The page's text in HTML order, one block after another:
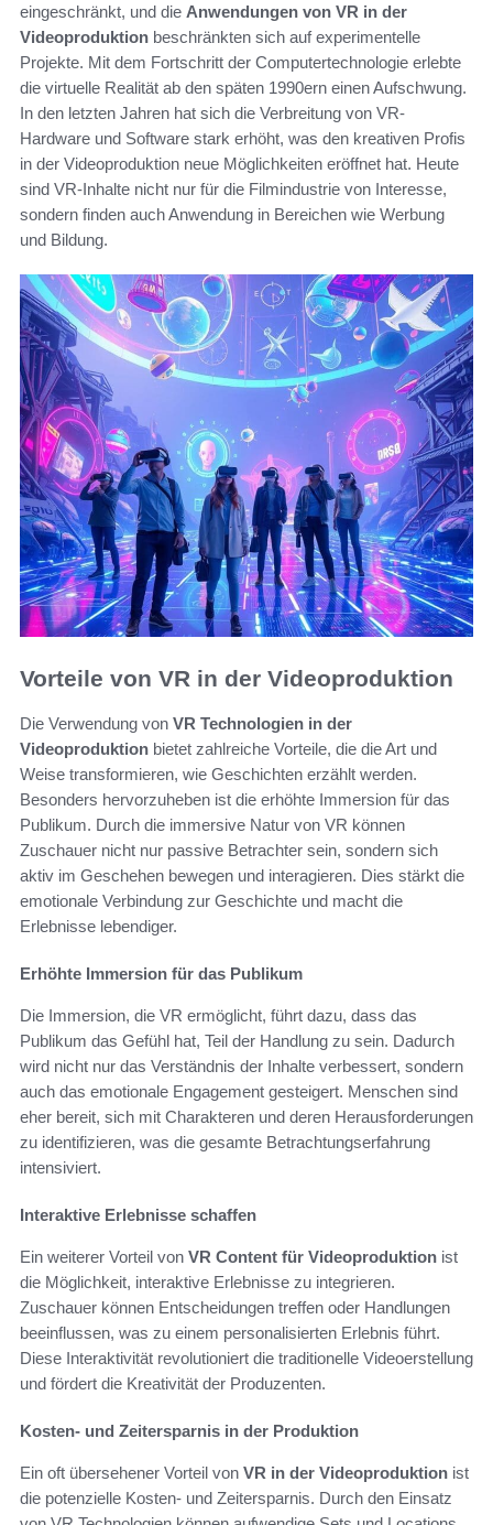
eingeschränkt, und die Anwendungen von VR in der
Videoproduktion beschränkten sich auf experimentelle
Projekte. Mit dem Fortschritt der Computertechnologie erlebte
die virtuelle Realität ab den späten 1990ern einen Aufschwung.
In den letzten Jahren hat sich die Verbreitung von VR-
Hardware und Software stark erhöht, was den kreativen Profis
in der Videoproduktion neue Möglichkeiten eröffnet hat. Heute
sind VR-Inhalte nicht nur für die Filmindustrie von Interesse,
sondern finden auch Anwendung in Bereichen wie Werbung
und Bildung.
Vorteile von VR in der Videoproduktion
Die Verwendung von VR Technologien in der
Videoproduktion bietet zahlreiche Vorteile, die die Art und
Weise transformieren, wie Geschichten erzählt werden.
Besonders hervorzuheben ist die erhöhte Immersion für das
Publikum. Durch die immersive Natur von VR können
Zuschauer nicht nur passive Betrachter sein, sondern sich
aktiv im Geschehen bewegen und interagieren. Dies stärkt die
emotionale Verbindung zur Geschichte und macht die
Erlebnisse lebendiger.
Erhöhte Immersion für das Publikum
Die Immersion, die VR ermöglicht, führt dazu, dass das
Publikum das Gefühl hat, Teil der Handlung zu sein. Dadurch
wird nicht nur das Verständnis der Inhalte verbessert, sondern
auch das emotionale Engagement gesteigert. Menschen sind
eher bereit, sich mit Charakteren und deren Herausforderungen
zu identifizieren, was die gesamte Betrachtungserfahrung
intensiviert.
Interaktive Erlebnisse schaffen
Ein weiterer Vorteil von VR Content für Videoproduktion ist
die Möglichkeit, interaktive Erlebnisse zu integrieren.
Zuschauer können Entscheidungen treffen oder Handlungen
beeinflussen, was zu einem personalisierten Erlebnis führt.
Diese Interaktivität revolutioniert die traditionelle Videoerstellung
und fördert die Kreativität der Produzenten.
Kosten- und Zeitersparnis in der Produktion
Ein oft übersehener Vorteil von VR in der Videoproduktion ist
die potenzielle Kosten- und Zeitersparnis. Durch den Einsatz